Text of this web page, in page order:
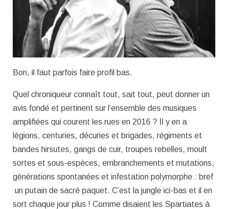
Bon, il faut parfois faire profil bas.
Quel chroniqueur connaît tout, sait tout, peut donner un
avis fondé et pertinent sur l’ensemble des musiques
amplifiées qui courent les rues en 2016 ? Il y en a
légions, centuries, décuries et brigades, régiments et
bandes hirsutes, gangs de cuir, troupes rebelles, moult
sortes et sous-espèces, embranchements et mutations,
générations spontanées et infestation polymorphe : bref
un putain de sacré paquet. C’est la jungle ici-bas et il en
sort chaque jour plus ! Comme disaient les Spartiates à